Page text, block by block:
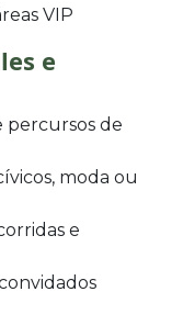
VIP
e
percursos de
moda ou
e